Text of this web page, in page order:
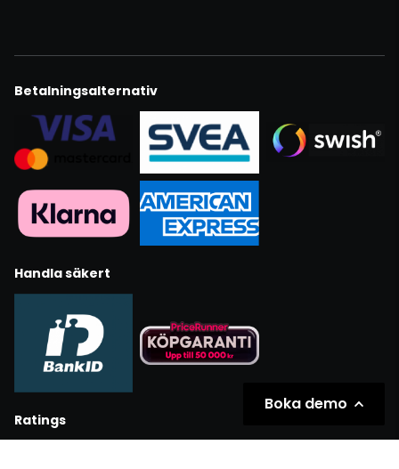
Betalningsalternativ
Handla säkert
Ratings
Boka demo